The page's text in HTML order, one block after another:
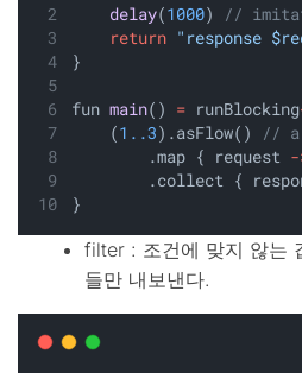
delay(1000)
//
return "response
}
fun main() = runBlocking
    (
1..3).asFlow()
// a
        .map { request
-
.collect {
}
filter : 조건에 맞지 않는
들만 내보낸다.